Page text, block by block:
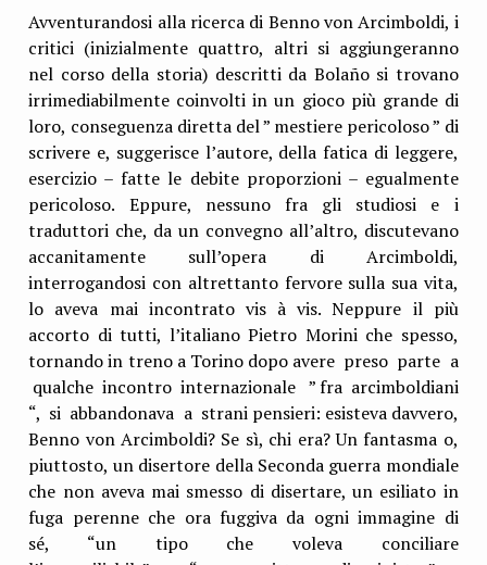
Avventurandosi alla ricerca di Benno von Arcimboldi, i
critici (inizialmente quattro, altri si aggiungeranno
nel corso della storia) descritti da Bolaño si trovano
irrimediabilmente coinvolti in un gioco più grande di
loro, conseguenza diretta del ” mestiere pericoloso ” di
scrivere e, suggerisce l’autore, della fatica di leggere,
esercizio – fatte le debite proporzioni – egualmente
pericoloso. Eppure, nessuno fra gli studiosi e i
traduttori che, da un convegno all’altro, discutevano
accanitamente sull’opera di Arcimboldi,
interrogandosi con altrettanto fervore sulla sua vita,
lo aveva mai incontrato vis à vis. Neppure il più
accorto di tutti, l’italiano Pietro Morini che spesso,
tornando in treno a Torino dopo avere preso parte a
qualche incontro internazionale ” fra arcimboldiani
“, si abbandonava a strani pensieri: esisteva davvero,
Benno von Arcimboldi? Se sì, chi era? Un fantasma o,
piuttosto, un disertore della Seconda guerra mondiale
che non aveva mai smesso di disertare, un esiliato in
fuga perenne che ora fuggiva da ogni immagine di
sé, “un tipo che voleva conciliare